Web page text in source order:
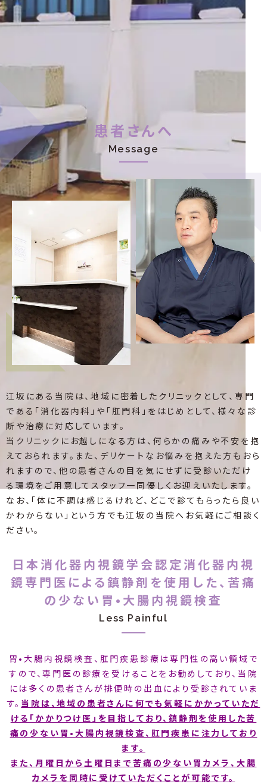
患者さんへ
Message
江坂にある当院は、地域に密着したクリニックとして、専門
である「消化器内科」や「肛門科」をはじめとして、様々な診
断や治療に対応しています。
当クリニックにお越しになる方は、何らかの痛みや不安を抱
えておられます。また、デリケートなお悩みを抱えた方もおら
れますので、他の患者さんの目を気にせずに受診いただけ
る環境をご用意してスタッフ一同優しくお迎えいたします。
なお、「体に不調は感じるけれど、どこで診てもらったら良い
かわからない」という方でも江坂の当院へお気軽にご相談く
ださい。
日本消化器内視鏡学会認定消化器内視
鏡専門医による鎮静剤を使用した、苦痛
の少ない胃•大腸内視鏡検査
Less Painful
胃•大腸内視鏡検査、肛門疾患診療は専門性の高い領域で
すので、専門医の診療を受けることをお勧めしており、 当院
には多くの患者さんが排便時の出血により受診されていま
す。 当院は、地域の患者さんに何でも気軽にかかっていただ
ける「かかりつけ医」を目指しており、鎮静剤を使用した苦
痛の少ない胃•大腸内視鏡検査、肛門疾患に注力しており
ます。
また、月曜日から土曜日まで苦痛の少ない胃カメラ、大腸
カメラを同時に受けていただくことが可能です。